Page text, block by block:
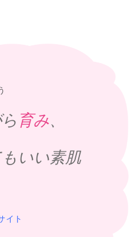
育み、
いい素肌
イト